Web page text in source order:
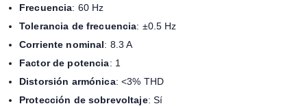
Frecuencia: 60 Hz
Tolerancia de frecuencia: ±0.5 Hz
Corriente nominal: 8.3 A
Factor de potencia: 1
Distorsión armónica: <3% THD
Protección de sobrevoltaje: Sí